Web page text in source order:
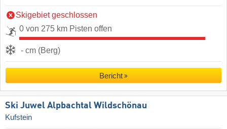
Skigebiet geschlossen
0 von 275 km Pisten offen
- cm (Berg)
Bericht
Ski Juwel Alpbachtal Wildschönau
Kufstein